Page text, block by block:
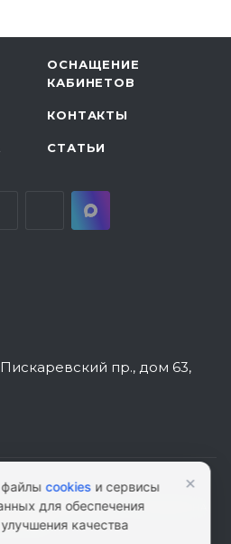
ОСНАЩЕНИЕ
КАБИНЕТОВ
КОНТАКТЫ
СТАТЬИ
пр., дом 63,
|СОГЛАСИЕ НА
ДАННЫХ
файлыcookies и сервисы
для обеспечения
качества
×